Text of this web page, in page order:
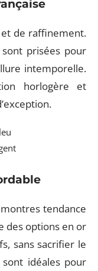
et de raffinement.
prisées pour
intemporelle.
horlogère et
tendance
des options en or
sans sacrifier le
idéales pour